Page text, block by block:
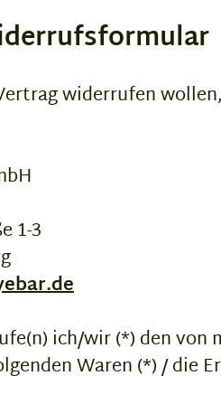
widerrufen
1-3
ich/wir (*) den von
Waren (*) / die